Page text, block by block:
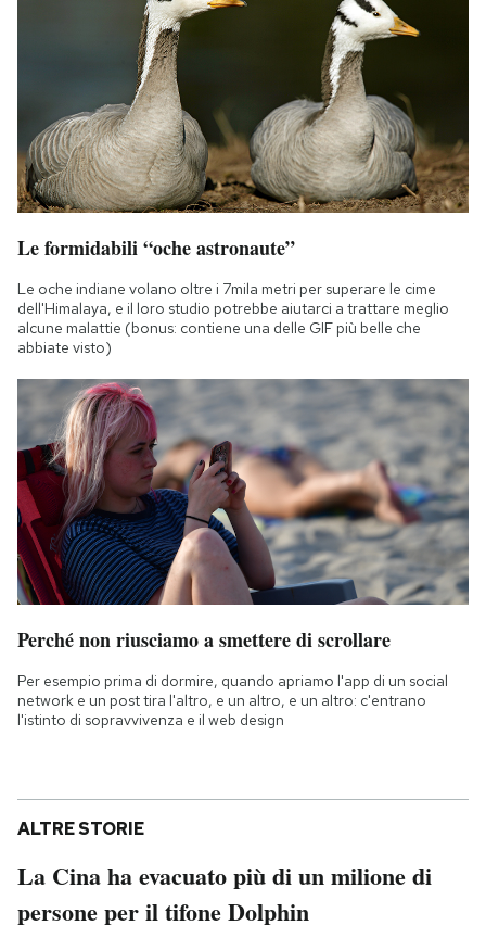
Le formidabili “oche astronaute”
Le oche indiane volano oltre i 7mila metri per superare le cime
dell'Himalaya, e il loro studio potrebbe aiutarci a trattare meglio
alcune malattie (bonus: contiene una delle GIF più belle che
abbiate visto)
Perché non riusciamo a smettere di scrollare
Per esempio prima di dormire, quando apriamo l'app di un social
network e un post tira l'altro, e un altro, e un altro: c'entrano
l'istinto di sopravvivenza e il web design
ALTRE STORIE
La Cina ha evacuato più di un milione di
persone per il tifone Dolphin